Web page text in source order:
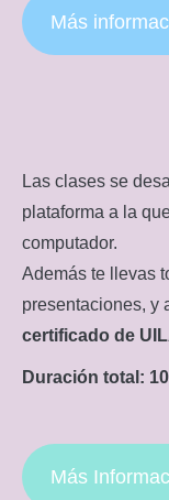
Más
Las clases se
plataforma a la
computador.
Además te llevas
presentaciones, y
certificado de
Duración total:
Más